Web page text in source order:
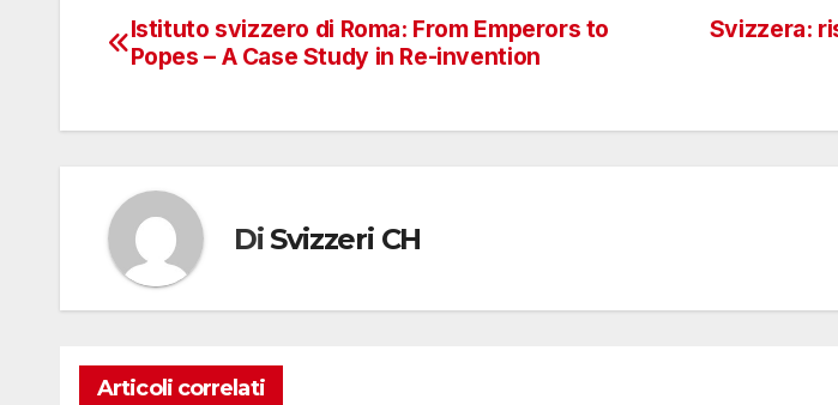
Navigazione
Svizzera:
Istituto svizzero di Roma: From Emperors to
Popes – A Case Study in Re-invention
Di Svizzeri CH
Articoli correlati